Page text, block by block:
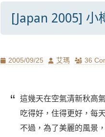
[Japan 2005] 小
Posted
2005/09/25 Author
艾瑪 36
這幾天在空氣清新秋高
吃得好，住得更好，每
不過，為了美麗的風景